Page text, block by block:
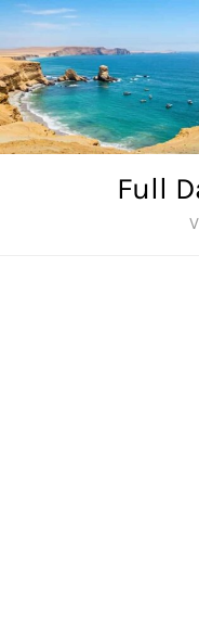
Saltar
al
contenido
Full